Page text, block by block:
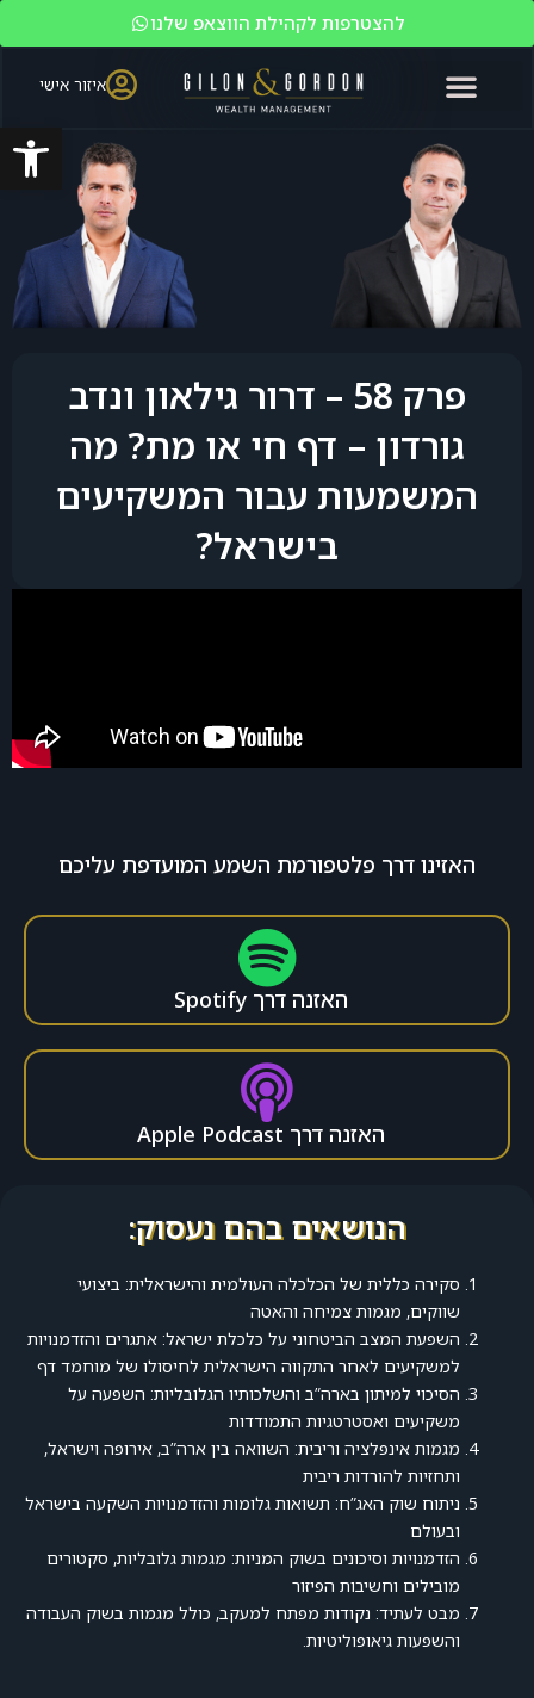
פתח
להצטרפות לקהילת הווצאפ שלנו
איזור אישי
פרק 58 – דרור גילאון ונדב
גורדון – דף חי או מת? מה
המשמעות עבור המשקיעים
בישראל?
האזינו דרך פלטפורמת השמע המועדפת עליכם
האזנה דרך Spotify
האזנה דרך Apple Podcast
הנושאים בהם נעסוק:
סקירה כללית של הכלכלה העולמית והישראלית: ביצועי
שווקים, מגמות צמיחה והאטה
השפעת המצב הביטחוני על כלכלת ישראל: אתגרים והזדמנויות
למשקיעים לאחר התקווה הישראלית לחיסולו של מוחמד דף
הסיכוי למיתון בארה”ב והשלכותיו הגלובליות: השפעה על
משקיעים ואסטרטגיות התמודדות
מגמות אינפלציה וריבית: השוואה בין ארה”ב, אירופה וישראל,
ותחזיות להורדות ריבית
ניתוח שוק האג”ח: תשואות גלומות והזדמנויות השקעה בישראל
ובעולם
הזדמנויות וסיכונים בשוק המניות: מגמות גלובליות, סקטורים
מובילים וחשיבות הפיזור
מבט לעתיד: נקודות מפתח למעקב, כולל מגמות בשוק העבודה
והשפעות גיאופוליטיות.